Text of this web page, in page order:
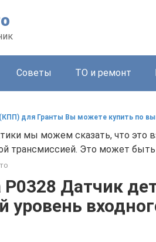
Советы ТО и ремонт
для Гранты Вы можете купить по
мы можем сказать, что это
трансмиссией. Это может
Датчик
уровень